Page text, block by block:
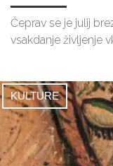
Čeprav se je julij
vsakdanje življenje
KULTURE